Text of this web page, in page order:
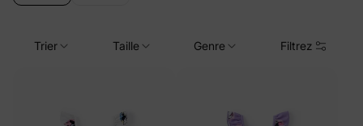
Trier Taille Genre Filtrez